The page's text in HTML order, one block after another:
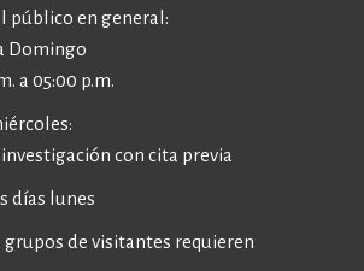
público en general:
Domingo
a 05:00 p.m.
con cita previa
días lunes
grupos de visitantes requieren